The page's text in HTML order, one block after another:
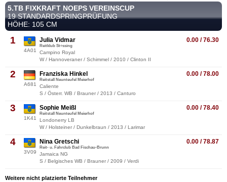
5.TB FIXKRAFT NOEPS VEREINSCUP
19 STANDARDSPRINGPRÜFUNG
HÖHE: 105 CM
1
4A01
0.00 / 76.30
Julia Vidmar
Reitklub St÷ssing
Campino Royal
W / Hannoveraner / Schimmel / 2010 / Clinton II
2
A681
0.00 / 78.00
Franziska Hinkel
Reitstall Neunteufel Meierhof
Caliente
S / Österr. WB / Brauner / 2013 / Canturo
3
1K41
0.00 / 78.40
Sophie Meißl
Reitstall Neunteufel Meierhof
Londonerry LB
W / Holsteiner / Dunkelbraun / 2013 / Larimar
4
3V09
0.00 / 78.87
Nina Gretschi
Reit- u. Fahrclub Bad Fischau-Brunn
Jamaica NG
S / Belgisches WB / Brauner / 2009 / Verdi
Weitere nicht platzierte Teilnehmer